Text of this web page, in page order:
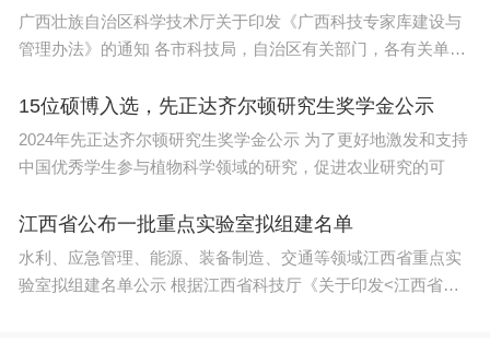
广西壮族自治区科学技术厅关于印发《广西科技专家库建设与
管理办法》的通知 各市科技局，自治区有关部门，各有关单
15位硕博入选，先正达齐尔顿研究生奖学金公示
2024年先正达齐尔顿研究生奖学金公示 为了更好地激发和支持
中国优秀学生参与植物科学领域的研究，促进农业研究的可
江西省公布一批重点实验室拟组建名单
水利、应急管理、能源、装备制造、交通等领域江西省重点实
验室拟组建名单公示 根据江西省科技厅《关于印发<江西省重